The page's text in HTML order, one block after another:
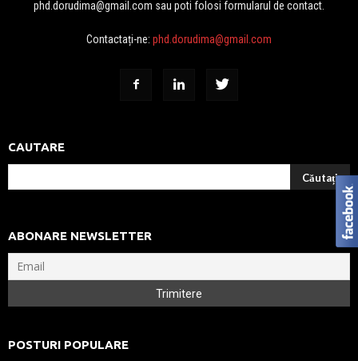
phd.dorudima@gmail.com sau poti folosi formularul de contact.
Contactați-ne: phd.dorudima@gmail.com
CAUTARE
ABONARE NEWSLETTER
POSTURI POPULARE